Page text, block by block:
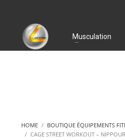
Musculation
HOME BOUTIQUE ÉQUIPEMENTS
CAGE STREET WORKOUT –